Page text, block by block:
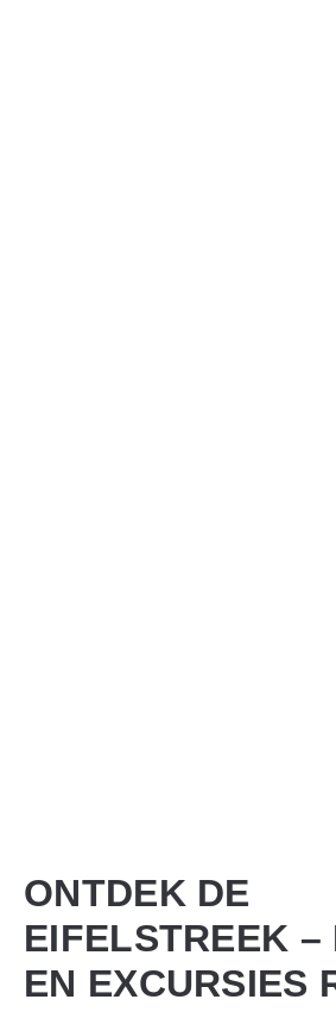
ONTDEK DE
EIFELSTREEK –
EN EXCURSIES